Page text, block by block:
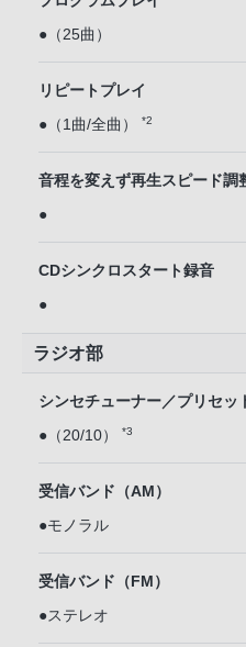
●（25曲）
リピートプレイ
●（1曲/全曲） *2
音程を変えず再生スピード調
●
CDシンクロスタート録音
●
ラジオ部
シンセチューナー／プリセッ
●（20/10） *3
受信バンド（AM）
●モノラル
受信バンド（FM）
●ステレオ